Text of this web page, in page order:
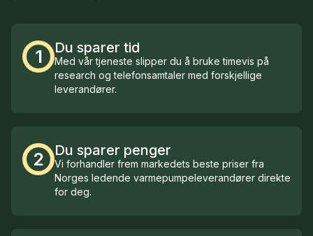
1 Du sparer tid
Med vår tjeneste slipper du å bruke timevis på
research og telefonsamtaler med forskjellige
leverandører.
2 Du sparer penger
Vi forhandler frem markedets beste priser fra
Norges ledende varmepumpeleverandører direkte
for deg.